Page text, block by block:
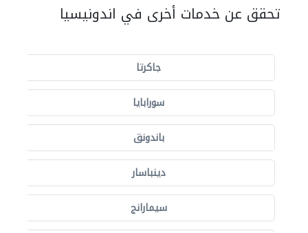
تحقق عن خدمات أخرى في اندونيسيا
جاكرتا
سورابايا
باندونق
دينباسار
سيمارانج